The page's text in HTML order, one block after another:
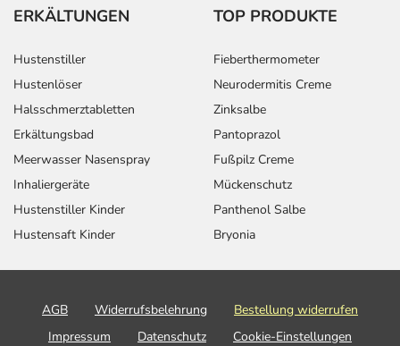
ERKÄLTUNGEN
Hustenstiller
Hustenlöser
Halsschmerztabletten
Erkältungsbad
Meerwasser Nasenspray
Inhaliergeräte
Hustenstiller Kinder
Hustensaft Kinder
TOP PRODUKTE
Fieberthermometer
Neurodermitis Creme
Zinksalbe
Pantoprazol
Fußpilz Creme
Mückenschutz
Panthenol Salbe
Bryonia
AGB Widerrufsbelehrung
Bestellung widerrufen
Impressum
Datenschutz
Cookie-Einstellungen